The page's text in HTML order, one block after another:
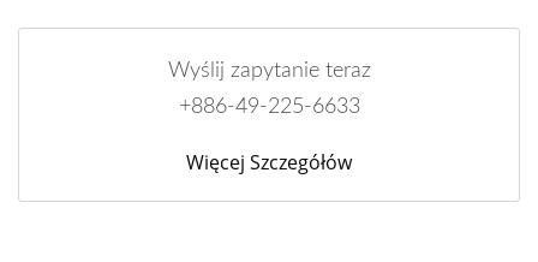
Wyślij zapytanie teraz
+886-49-225-6633
Więcej Szczegółów